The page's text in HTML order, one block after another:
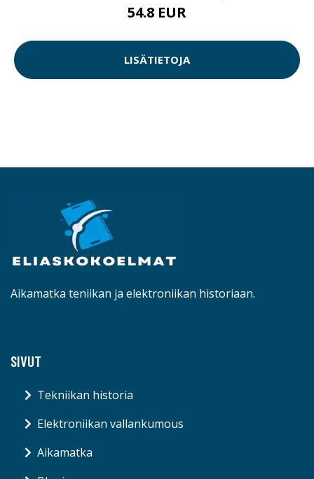
54.8 EUR
LISÄTIETOJA
Aikamatka teniikan ja elektroniikan historiaan.
SIVUT
Tekniikan historia
Elektroniikan vallankumous
Aikamatka